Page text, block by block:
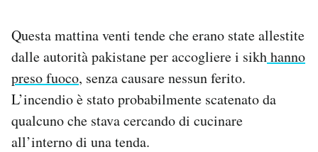
Hai bisogno di aiuto?
Esci
Questa mattina venti tende che erano state allestite
dalle autorità pakistane per accogliere i sikhhanno
preso fuoco, senza causare nessun ferito.
L’incendio è stato probabilmente scatenato da
qualcuno che stava cercando di cucinare
all’interno di una tenda.